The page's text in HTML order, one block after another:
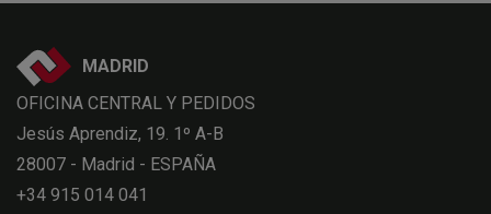
MADRID
OFICINA CENTRAL Y PEDIDOS
Jesús Aprendiz, 19. 1º A-B
28007 - Madrid - ESPAÑA
+34 915 014 041